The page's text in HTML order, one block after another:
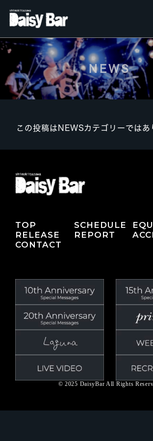
NEWS
この投稿はNEWSカテゴリーではあ
TOP SCHEDULE
RELEASE
REPORT
CONTACT
© 2025 DaisyBar All Rights